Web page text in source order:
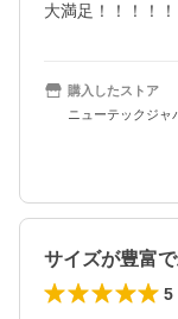
大満足！！！！
購入したストア
ニューテックジャ
5